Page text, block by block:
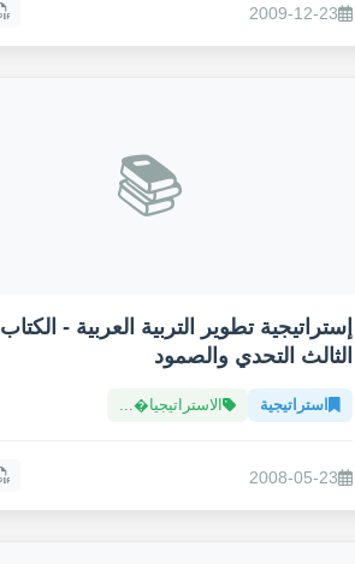
2009-12-23
📚
إستراتيجية تطوير التربية العربية - الكتاب
الثالث التحدي والصمود
استراتيجية الاستراتيجيا�...
2008-05-23